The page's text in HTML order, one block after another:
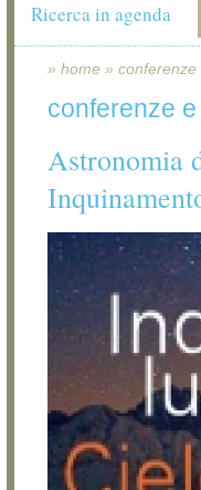
Ricerca in agenda
» home » conferenze
conferenze
Astronomia